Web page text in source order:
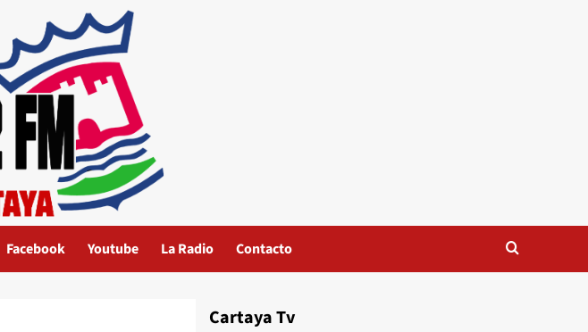
Facebook Youtube La Radio Contacto
Cartaya Tv